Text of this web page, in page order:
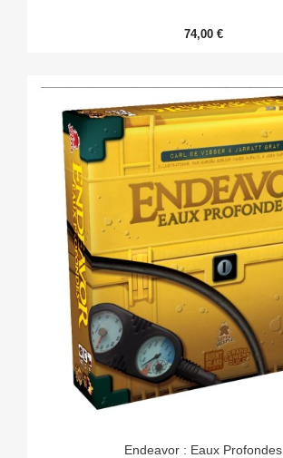
74,00 €
Endeavor : Eaux Profondes